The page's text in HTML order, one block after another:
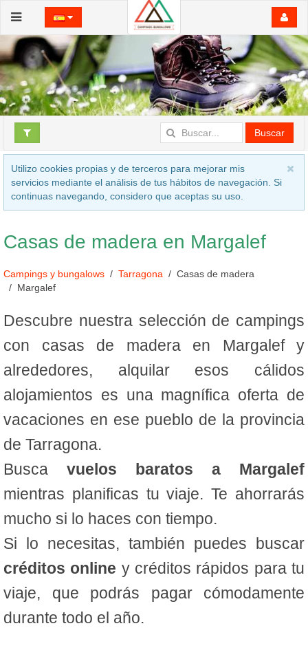
Buscar
Utilizo cookies propias y de terceros para mejorar mis
servicios mediante el análisis de tus hábitos de navegación. Si
continuas navegando, considero que aceptas su uso.
Casas de madera en Margalef
Campings y bungalows Tarragona
Casas de madera
Margalef
Descubre nuestra selección de campings
con casas de madera en Margalef y
alrededores, alquilar esos cálidos
alojamientos es una magnífica oferta de
vacaciones en ese pueblo de la provincia
de Tarragona.
Busca vuelos baratos a Margalef
mientras planificas tu viaje. Te ahorrarás
mucho si lo haces con tiempo.
Si lo necesitas, también puedes buscar
créditos online y créditos rápidos para tu
viaje, que podrás pagar cómodamente
durante todo el año.